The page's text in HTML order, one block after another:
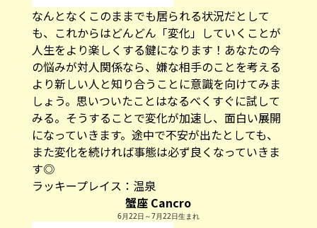
なんとなくこのままでも居られる状況だとして
も、これからはどんどん「変化」していくことが
人生をより楽しくする鍵になります！あなたの今
の悩みが対人関係なら、嫌な相手のことを考える
より新しい人と知り合うことに意識を向けてみま
しょう。思いついたことはなるべくすぐに試して
みる。そうすることで変化が加速し、面白い展開
になっていきます。途中で不安が出たとしても、
また変化を続ければ事態は必ず良くなっていきま
す◎
ラッキープレイス：温泉
蟹座 Cancro
6月22日～7月22日生まれ